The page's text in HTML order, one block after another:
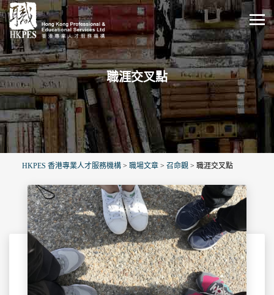
職涯交叉點
HKPES 香港專業人才服務機構 > 職場文章 > 召命觀 > 職涯交叉點